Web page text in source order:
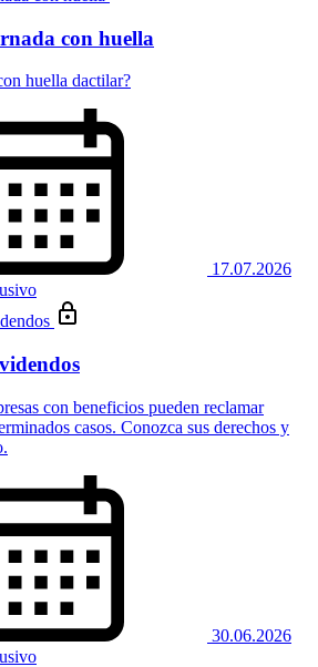
con huella
huella dactilar?
17.07.2026
con beneficios pueden reclamar
casos. Conozca sus derechos y
30.06.2026